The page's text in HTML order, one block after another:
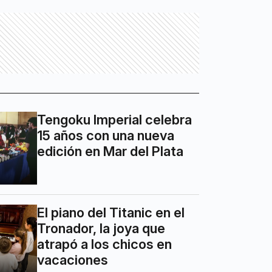
Tengoku Imperial celebra
15 años con una nueva
edición en Mar del Plata
El piano del Titanic en el
Tronador, la joya que
atrapó a los chicos en
vacaciones